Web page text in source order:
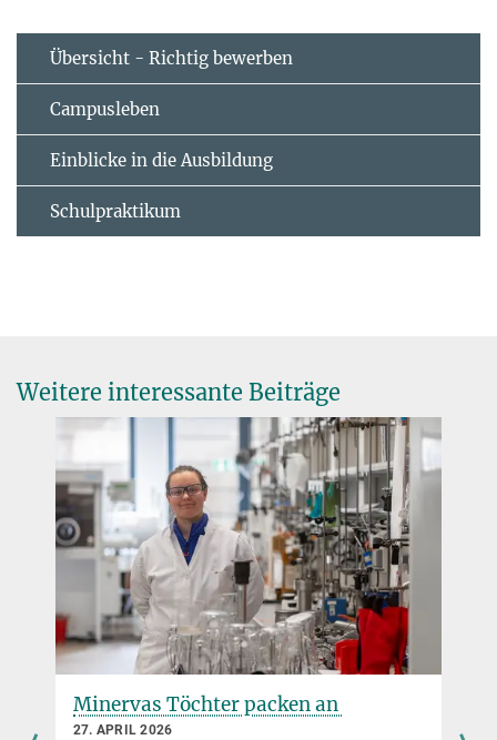
Übersicht - Richtig bewerben
Campusleben
Einblicke in die Ausbildung
Schulpraktikum
Weitere interessante Beiträge
Minervas Töchter packen an
27. APRIL 2026